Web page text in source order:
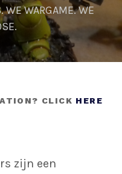
WE WARGAME. WE
CLICK HERE
zijn een